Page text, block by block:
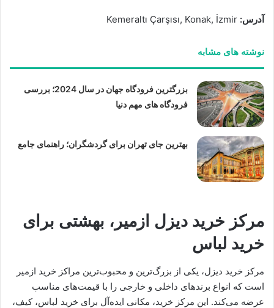
آدرس:
نوشته های مشابه
بزرگترین فرودگاه جهان در سال 2024؛ بررسی
فرودگاه های مهم دنیا
بهترین جای تهران برای گردشگران؛ راهنمای جامع
مرکز خرید دیزل ازمیر، بهشتی برای
خرید لباس
مرکز خرید دیزل، یکی از بزرگ‌ترین و محبوب‌ترین مراکز خرید ازمیر
است که انواع برندهای داخلی و خارجی را با قیمت‌های مناسب
عرضه می‌کند. این مرکز خرید، مکانی ایده‌آل برای خرید لباس، کیف،